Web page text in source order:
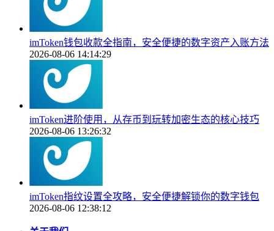
imToken钱包收款全指南，安全便捷的数字资产入账方法
2026-08-06 14:14:29
imToken进阶使用，从存币到玩转加密生态的核心技巧
2026-08-06 13:26:32
imToken指纹设置全攻略，安全便捷解锁你的数字钱包
2026-08-06 12:38:12